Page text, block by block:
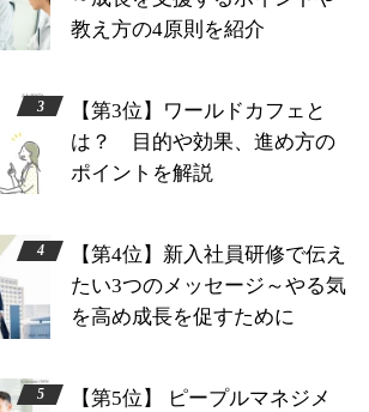
教え方の4原則を紹介
【第3位】ワールドカフェと
は？ 目的や効果、進め方の
ポイントを解説
【第4位】新入社員研修で伝え
たい3つのメッセージ～やる気
を高め成長を促すために
【第5位】 ピープルマネジメ